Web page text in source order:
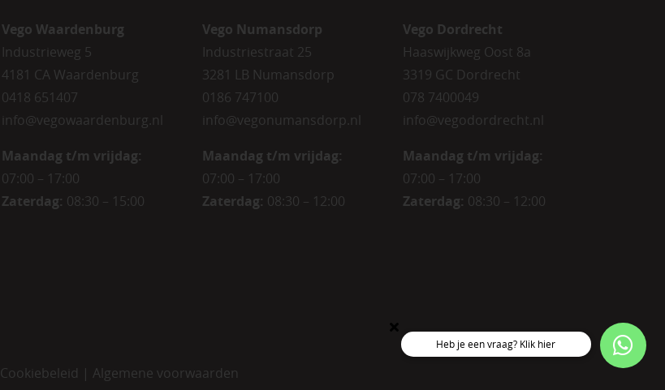
Vego Waardenburg
Industrieweg 5
4181 CA Waardenburg
0418 651407
info@vegowaardenburg.nl
Maandag t/m vrijdag:
07:00 – 17:00
Zaterdag: 08:30 – 15:00
Vego Numansdorp
Industriestraat 25
3281 LB Numansdorp
0186 747100
info@vegonumansdorp.nl
Maandag t/m vrijdag:
07:00 – 17:00
Zaterdag: 08:30 – 12:00
Vego Dordrecht
Haaswijkweg Oost 8a
3319 GC Dordrecht
078 7400049
info@vegodordrecht.nl
Maandag t/m vrijdag:
07:00 – 17:00
Zaterdag: 08:30 – 12:00
Cookiebeleid | Algemene voorwaarden
Heb je een vraag? Klik hier